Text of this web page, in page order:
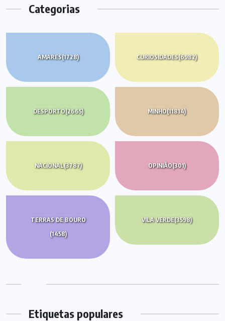
Categorias
AMARES(1728) CURIOSIDADES(6982)
DESPORTO(2665) MINHO(11814)
NACIONAL(3787) OPINIÃO(301)
TERRAS DE BOURO
(1458)
VILA VERDE(3598)
Etiquetas populares